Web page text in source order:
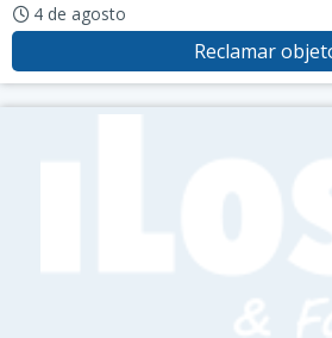
4 de agosto
Reclamar